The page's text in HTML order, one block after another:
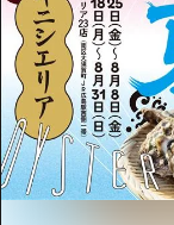
ス
イ
旬